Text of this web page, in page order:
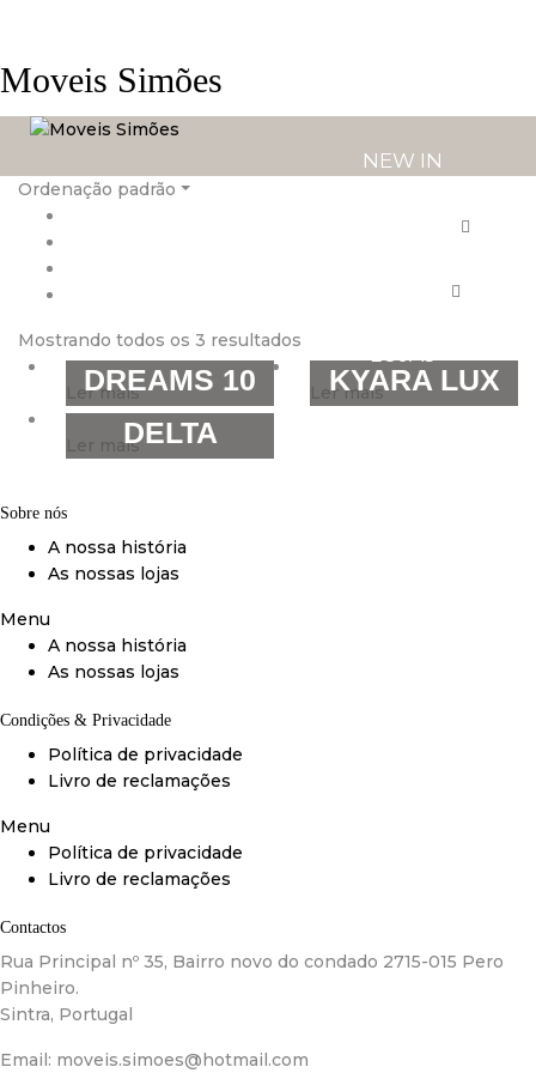
Moveis Simões
NEW IN
LOJAS
Ordenação padrão
Mostrando todos os 3 resultados
Ler mais
DREAMS 10 Ler mais
KYARA LUX
Ler maisDELTA
Sobre nós
A nossa história
As nossas lojas
Menu
A nossa história
As nossas lojas
Condições & Privacidade
Política de privacidade
Livro de reclamações
Menu
Política de privacidade
Livro de reclamações
Contactos
Rua Principal nº 35, Bairro novo do condado 2715-015 Pero
Pinheiro.
Sintra, Portugal
Email: moveis.simoes@hotmail.com